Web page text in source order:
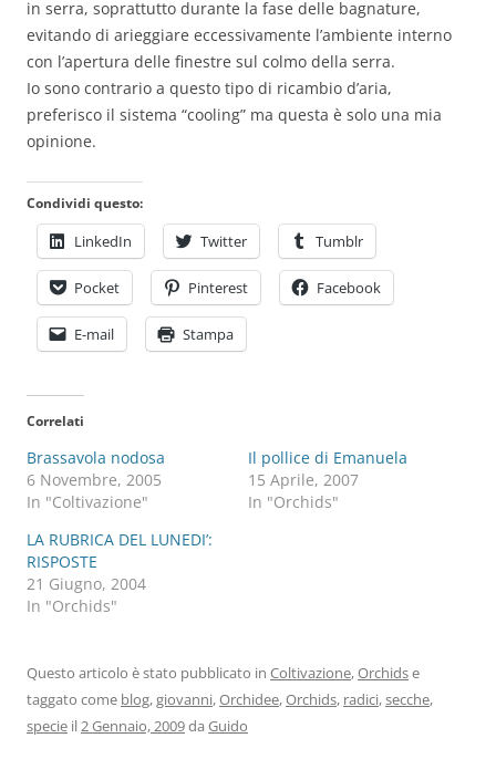
in serra, soprattutto durante la fase delle bagnature,
evitando di arieggiare eccessivamente l’ambiente interno
con l’apertura delle finestre sul colmo della serra.
Io sono contrario a questo tipo di ricambio d’aria,
preferisco il sistema “cooling” ma questa è solo una mia
opinione.
Condividi questo:
LinkedIn Twitter Tumblr
Pocket Pinterest Facebook
E-mail Stampa
Correlati
Brassavola nodosa
6 Novembre, 2005
In "Coltivazione"
Il pollice di Emanuela
15 Aprile, 2007
In "Orchids"
LA RUBRICA DEL LUNEDI’:
RISPOSTE
21 Giugno, 2004
In "Orchids"
Questo articolo è stato pubblicato in Coltivazione,Orchidse
taggato come blog,giovanni,Orchidee,Orchids, radici,secche,
specie il 2 Gennaio, 2009da Guido